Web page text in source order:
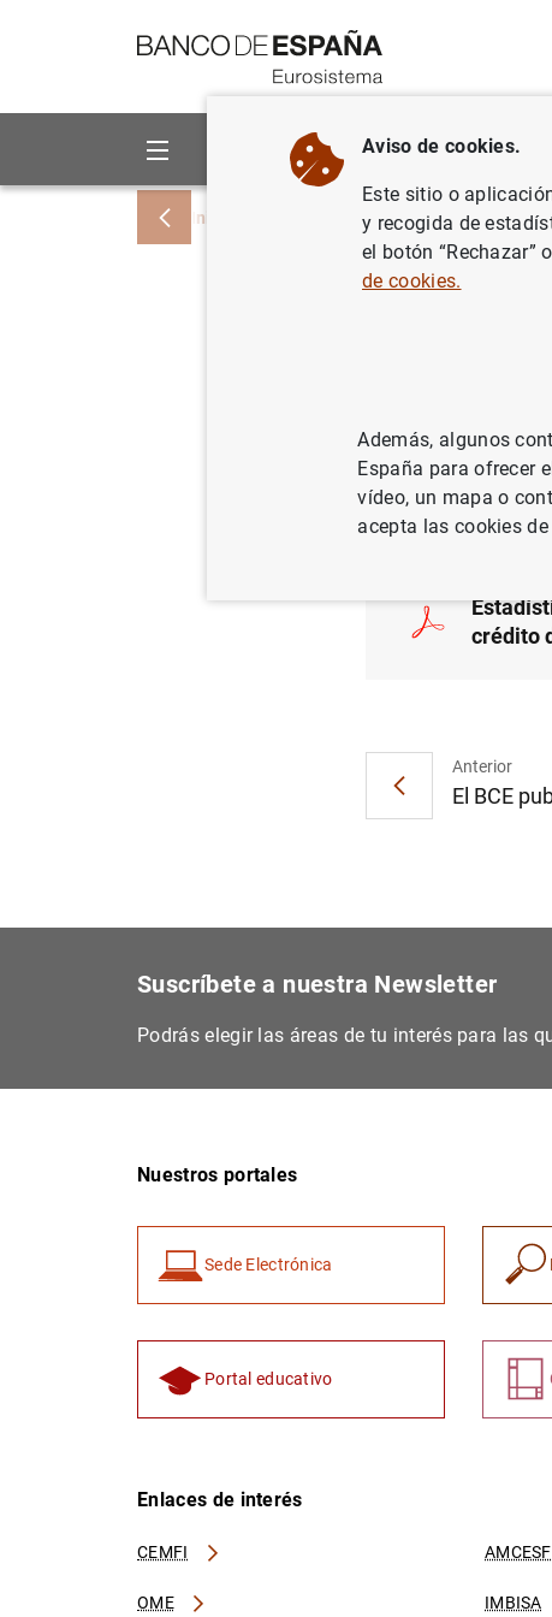
Sobre el Banco Áreas de
Inicio Noticias y eventos Noticias del
las
02/11/2023
crédito
Anterior
El BCE
Suscríbete a nuestra Newsletter
Podrás elegir las áreas de tu interés para las
Nuestros portales
Sede Electrónica
Portal educativo
Enlaces de interés
CEMFI
OME IMBISA
Aviso de cookies.
Este sitio o
y recogida de
el botón
de cookies.
Además, algunos
España para ofrecer
vídeo, un mapa o
acepta las cookies